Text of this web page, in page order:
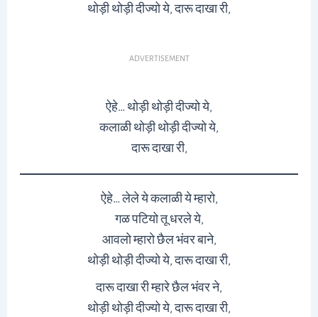
थोड़ी थोड़ी दीज्यो ये, दारू दाखा री,
ADVERTISEMENT
ऐहे… थोड़ी थोड़ी दीज्यो ये,
कलाळी थोड़ी थोड़ी दीज्यो ये,
दारू दाखा री,
ऐहे… लेले ये कलाळी ये म्हारो,
गळ पटियो तू धरले ये,
आवलो म्हारो छैल भंवर बाने,
थोड़ी थोड़ी दीज्यो ये, दारू दाखा री,
दारू दाखा री म्हारे छैल भंवर ने,
थोड़ी थोड़ी दीज्यो ये, दारू दाखा री,